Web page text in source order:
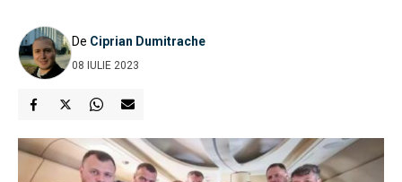
De Ciprian Dumitrache
08 IULIE 2023